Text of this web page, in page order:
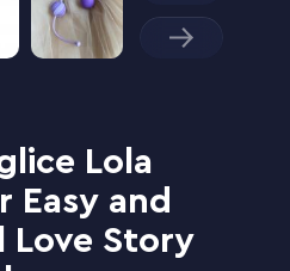
Lola
Easy and
Love Story